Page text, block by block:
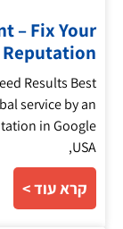
– Fix Your
Results Best
service by an
in Google
USA,
קרא עוד >